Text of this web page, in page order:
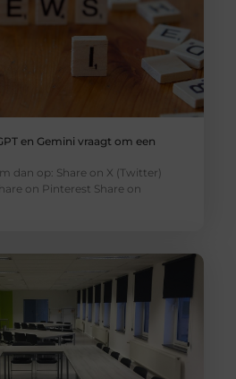
en Gemini vraagt om een
dan op: Share on X (Twitter)
on Pinterest Share on